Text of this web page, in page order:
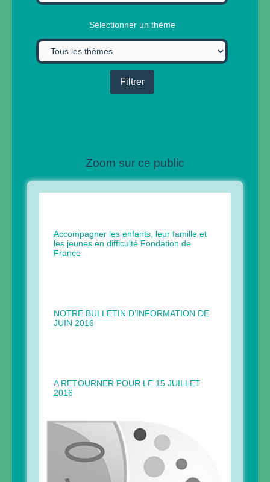
Sélectionner un thème
Zoom sur ce public
Accompagner les enfants, leur famille et
les jeunes en difficulté Fondation de
France
NOTRE BULLETIN D’INFORMATION DE
JUIN 2016
A RETOURNER POUR LE 15 JUILLET
2016